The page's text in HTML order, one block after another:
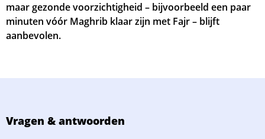
maar gezonde voorzichtigheid – bijvoorbeeld een paar
minuten vóór Maghrib klaar zijn met Fajr – blijft
aanbevolen.
Vragen & antwoorden